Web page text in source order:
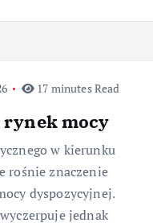
17 minutes Read
rynek mocy
w kierunku
rośnie znaczenie
dyspozycyjnej.
jednak